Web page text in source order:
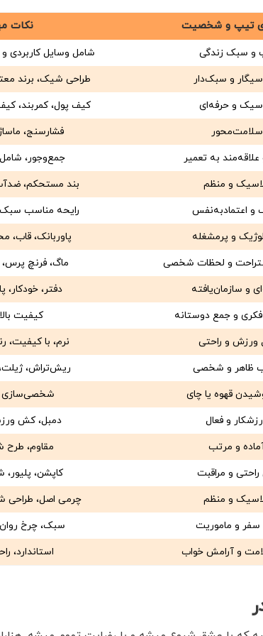
نکات تیپ و شخصیت
شامل وسایل کاربردی و سبک زندگی
طراحی شیک، برند و سبک‌دار
کیف پول، کمربند، و حرفه‌ای
فشارسنج،
جمع‌وجور، شامل به تعمیر
بند مستحکم، و منظم
رایحه مناسب سبک و اعتمادبه‌نفس
پاوربانک، قاب، و پرمشغله
ماگ، فرنچ پرس، و لحظات شخصی
دفتر، خودکار، و سازمان‌یافته
کیفیت فکری و جمع دوستانه
نرم، با کیفیت، ورزش و راحتی
ریش‌تراش، ژیلت، ظاهر و شخصی
شخصی‌سازی قهوه یا چای
دمبل، کش و فعال
مقاوم، و مرتب
کاپشن، پلیور، راحتی و مراقبت
چرمی اصل، و منظم
سبک، چرخ سفر و ماموریت
استاندارد، و آرامش خواب